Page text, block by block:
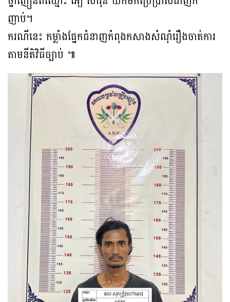
ញាប់។
ករណីនេះ កម្លាំងផ្នែកជំនាញកំពុងកសាងសំណុំរឿងចាត់ការ
តាមនីតិវិធីច្បាប់ ៕